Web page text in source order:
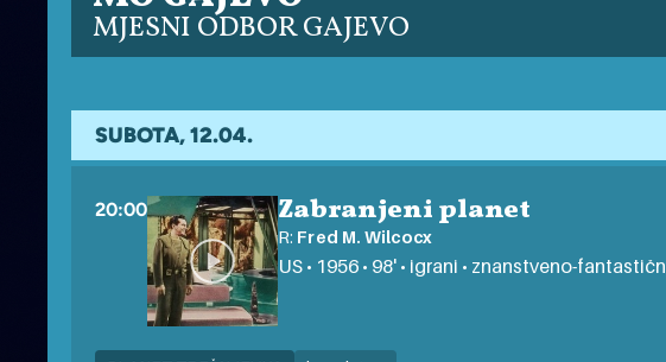
MJESNI ODBOR GAJEVO
SUBOTA, 12.04.
20:00 Zabranjeni planet
R: Fred M. Wilcocx
US • 1956 • 98' • igrani • znanstveno-